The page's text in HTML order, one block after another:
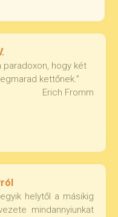
paradoxon, hogy két
kettőnek.”
Erich Fromm
helytől a másikig
mindannyiunkat